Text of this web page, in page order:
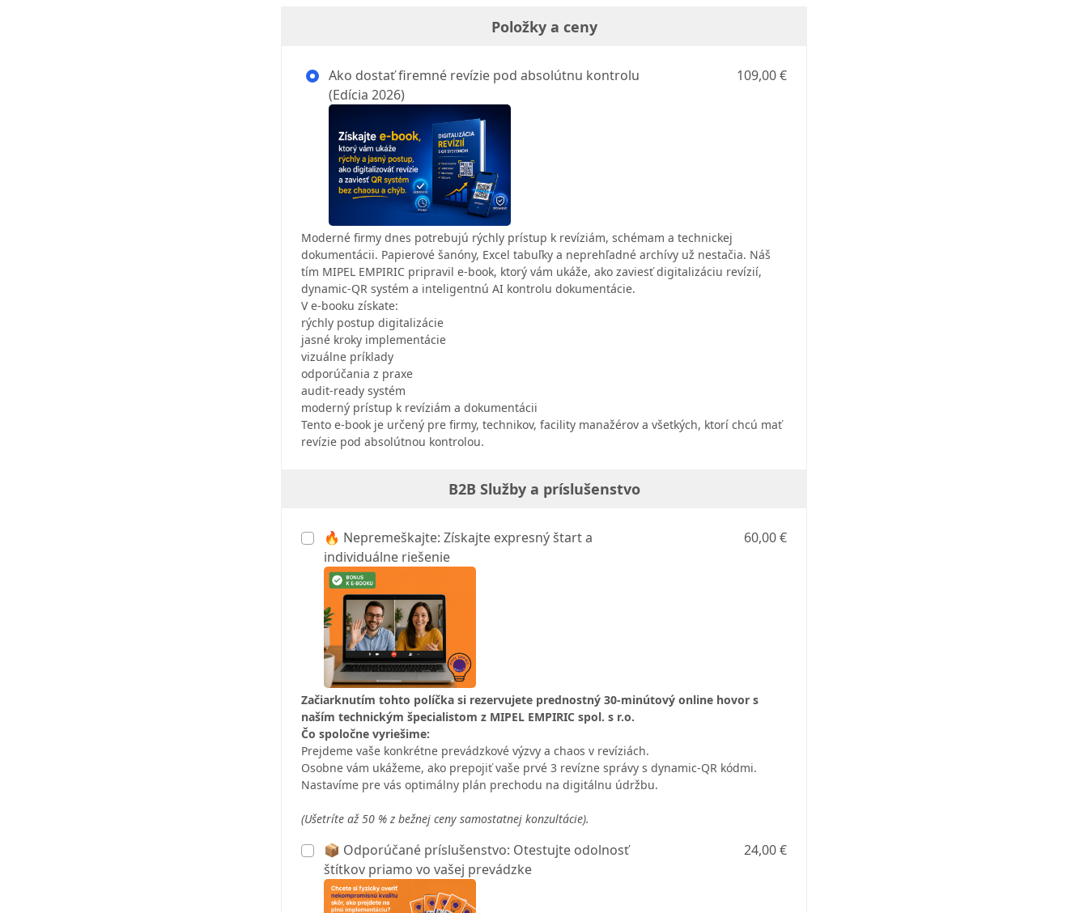
Položky a ceny
Ako dostať firemné revízie pod absolútnu kontrolu
(Edícia 2026)
109,00 €
Moderné firmy dnes potrebujú rýchly prístup k revíziám, schémam a technickej
dokumentácii. Papierové šanóny, Excel tabuľky a neprehľadné archívy už nestačia. Náš
tím MIPEL EMPIRIC pripravil e‑book, ktorý vám ukáže, ako zaviesť digitalizáciu revízií,
dynamic‑QR systém a inteligentnú AI kontrolu dokumentácie.
V e‑booku získate:
rýchly postup digitalizácie
jasné kroky implementácie
vizuálne príklady
odporúčania z praxe
audit‑ready systém
moderný prístup k revíziám a dokumentácii
Tento e‑book je určený pre firmy, technikov, facility manažérov a všetkých, ktorí chcú mať
revízie pod absolútnou kontrolou.
B2B Služby a príslušenstvo
🔥 Nepremeškajte: Získajte expresný štart a
individuálne riešenie
60,00 €
Začiarknutím tohto políčka si rezervujete prednostný 30-minútový online hovor s
naším technickým špecialistom z MIPEL EMPIRIC spol. s r.o.
Čo spoločne vyriešime:
Prejdeme vaše konkrétne prevádzkové výzvy a chaos v revíziách.
Osobne vám ukážeme, ako prepojiť vaše prvé 3 revízne správy s dynamic-QR kódmi.
Nastavíme pre vás optimálny plán prechodu na digitálnu údržbu.
(Ušetríte až 50 % z bežnej ceny samostatnej konzultácie).
📦 Odporúčané príslušenstvo: Otestujte odolnosť
štítkov priamo vo vašej prevádzke
24,00 €